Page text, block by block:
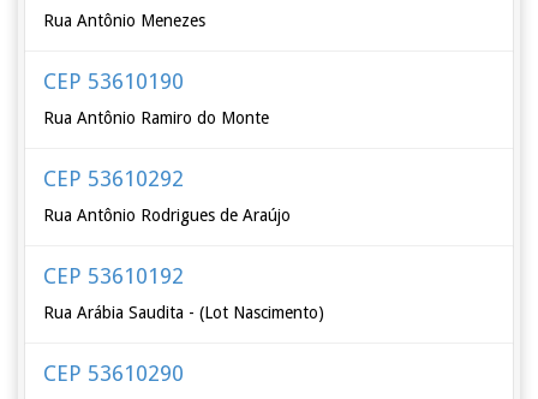
Rua Antônio Menezes
CEP 53610190
Rua Antônio Ramiro do Monte
CEP 53610292
Rua Antônio Rodrigues de Araújo
CEP 53610192
Rua Arábia Saudita - (Lot Nascimento)
CEP 53610290